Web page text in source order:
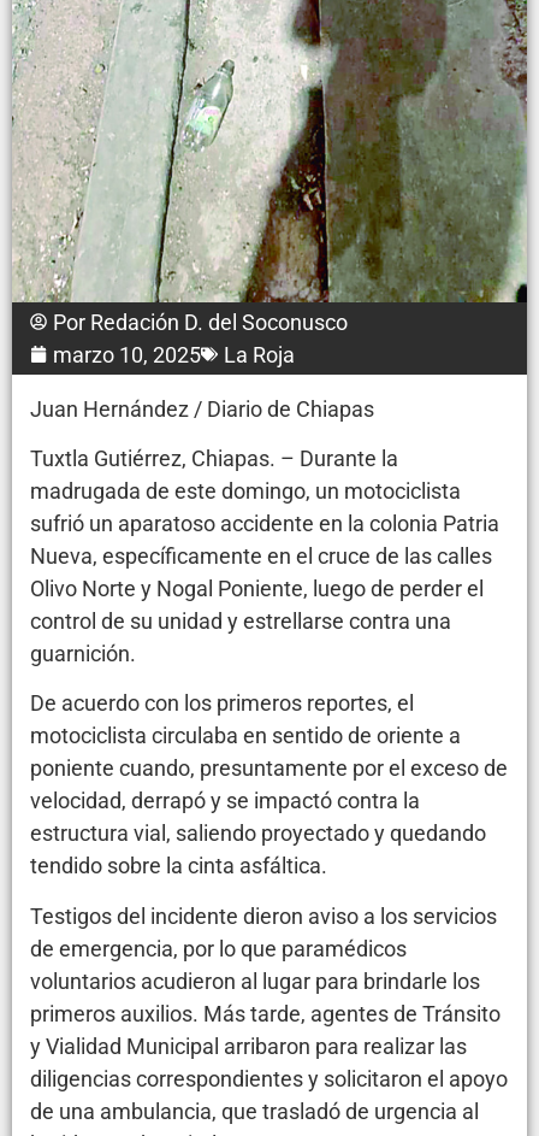
Por Redación D. del Soconusco
marzo 10, 2025
La Roja
Juan Hernández / Diario de Chiapas
Tuxtla Gutiérrez, Chiapas. – Durante la
madrugada de este domingo, un motociclista
sufrió un aparatoso accidente en la colonia Patria
Nueva, específicamente en el cruce de las calles
Olivo Norte y Nogal Poniente, luego de perder el
control de su unidad y estrellarse contra una
guarnición.
De acuerdo con los primeros reportes, el
motociclista circulaba en sentido de oriente a
poniente cuando, presuntamente por el exceso de
velocidad, derrapó y se impactó contra la
estructura vial, saliendo proyectado y quedando
tendido sobre la cinta asfáltica.
Testigos del incidente dieron aviso a los servicios
de emergencia, por lo que paramédicos
voluntarios acudieron al lugar para brindarle los
primeros auxilios. Más tarde, agentes de Tránsito
y Vialidad Municipal arribaron para realizar las
diligencias correspondientes y solicitaron el apoyo
de una ambulancia, que trasladó de urgencia al